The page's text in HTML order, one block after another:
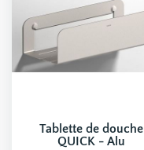
Tablette de douche
QUICK - Alu